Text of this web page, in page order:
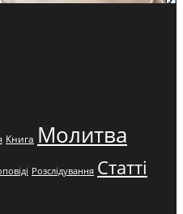
Книга Молитва
Розслідування Статті